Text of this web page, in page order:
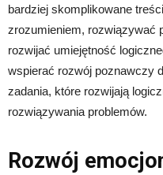
bardziej skomplikowane
zrozumieniem, rozwiązywać
rozwijać umiejętność
wspierać rozwój poznawczy
zadania, które rozwijają
rozwiązywania problemów.
Rozwój